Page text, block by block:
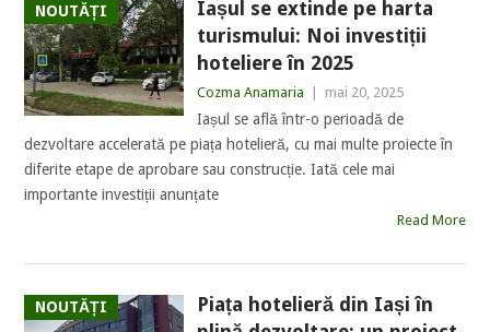
NOUTĂȚI
Iașul se extinde pe harta
turismului: Noi investiții
hoteliere în 2025
Cozma Anamaria mai 20, 2025
Iașul se află într-o perioadă de
dezvoltare accelerată pe piața hotelieră, cu mai multe proiecte în
diferite etape de aprobare sau construcție. Iată cele mai
importante investiții anunțate
Read More
NOUTĂȚI
Piața hotelieră din Iași în